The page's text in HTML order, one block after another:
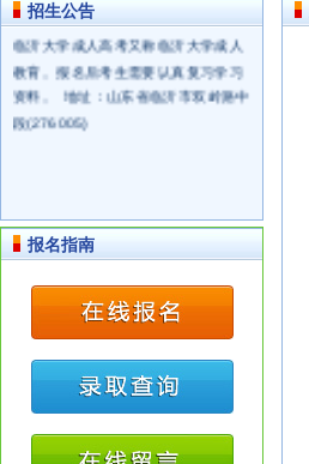
招生公告
临沂大学成人高考又称临沂大学成人
教育。报名后考生需要认真复习学习
资料。 地址：山东省临沂市双岭路中
段(276005)
报名指南